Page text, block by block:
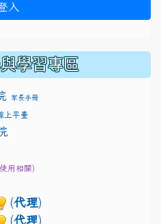
入
學習專區
家長手冊
上平臺
sites.google.com/
用相關)
(代理)
(代理)